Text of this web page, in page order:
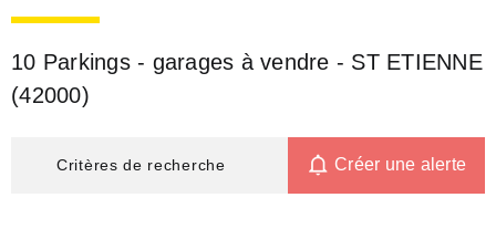
10 Parkings - garages à vendre - ST ETIENNE
(42000)
Critères de recherche Créer une alerte